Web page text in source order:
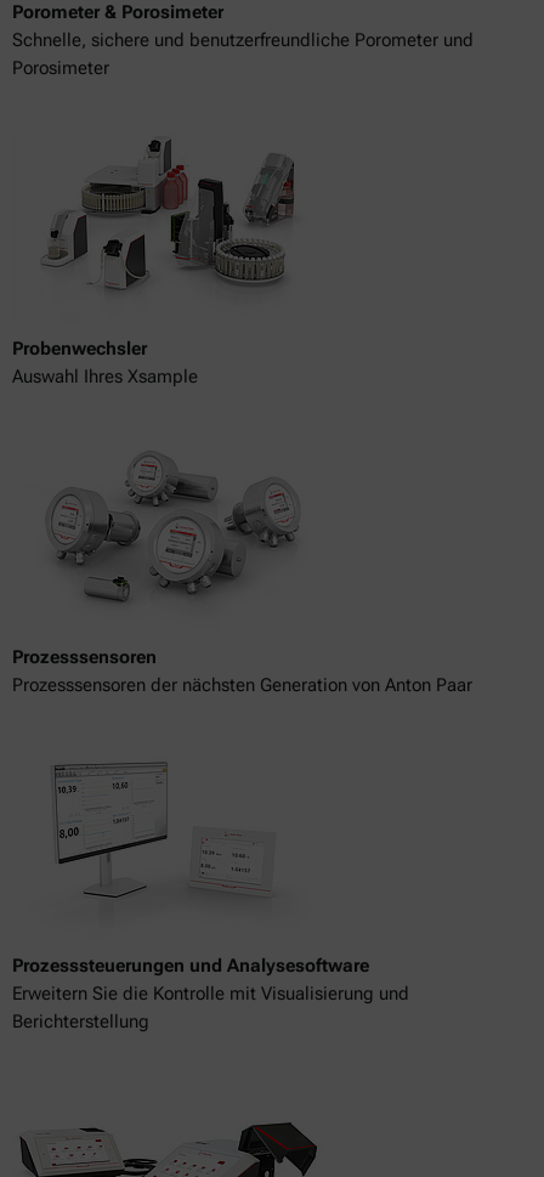
Porometer & Porosimeter
Schnelle, sichere und benutzerfreundliche Porometer und
Porosimeter
Probenwechsler
Auswahl Ihres Xsample
Prozesssensoren
Prozesssensoren der nächsten Generation von Anton Paar
Prozesssteuerungen und Analysesoftware
Erweitern Sie die Kontrolle mit Visualisierung und
Berichterstellung